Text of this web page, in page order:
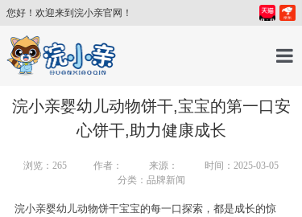
您好！欢迎来到浣小亲官网！
浣小亲婴幼儿动物饼干,宝宝的第一口安
心饼干,助力健康成长
浏览： 265 作者： 来源：
时间：2025-03-05
分类：品牌新闻
浣小亲婴幼儿动物饼干宝宝的每一口探索，都是成长的惊